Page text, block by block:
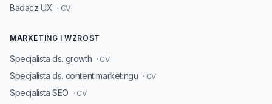
Badacz UX · CV
MARKETING I WZROST
Specjalista ds. growth · CV
Specjalista ds. content marketingu · CV
Specjalista SEO · CV